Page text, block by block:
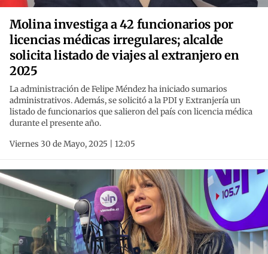
Molina investiga a 42 funcionarios por
licencias médicas irregulares; alcalde
solicita listado de viajes al extranjero en
2025
La administración de Felipe Méndez ha iniciado sumarios
administrativos. Además, se solicitó a la PDI y Extranjería un
listado de funcionarios que salieron del país con licencia médica
durante el presente año.
Viernes 30 de Mayo, 2025 | 12:05